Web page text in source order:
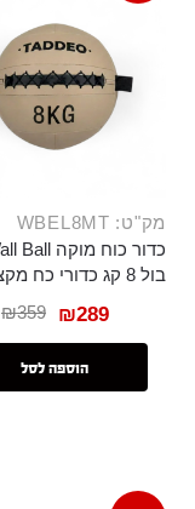
מק"ט: WBEL8MT
בול 8 קג כדורי כח מקצועי
₪359 ₪289
הוספה לסל